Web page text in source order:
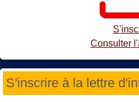
Consulter
S'inscrire à la lettre